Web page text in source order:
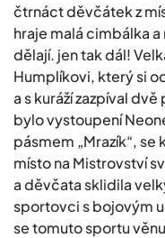
čtrnáct děvčátek z
hraje malá cimbálka
dělají. jen tak dál!
Humplíkovi, který si
a s kuráží zazpíval
bylo vystoupení
pásmem „Mrazík“, se
místo na Mistrovství
a děvčata sklidila
sportovci s bojovým
se tomuto sportu